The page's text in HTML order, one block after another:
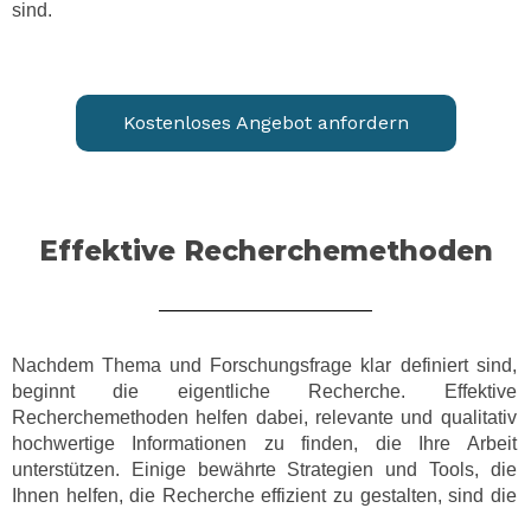
sind.
Kostenloses Angebot anfordern
Effektive Recherchemethoden
Nachdem Thema und Forschungsfrage klar definiert sind,
beginnt die eigentliche Recherche. Effektive
Recherchemethoden helfen dabei, relevante und qualitativ
hochwertige Informationen zu finden, die Ihre Arbeit
unterstützen. Einige bewährte Strategien und Tools, die
Ihnen helfen, die Recherche effizient zu gestalten, sind die